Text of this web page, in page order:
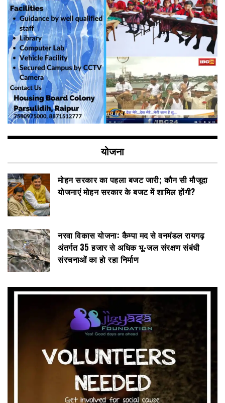
योजना
मोहन सरकार का पहला बजट जारी; कौन सी मौजूदा
योजनाएं मोहन सरकार के बजट में शामिल होंगी?
नरवा विकास योजना: कैम्पा मद से वनमंडल रायगढ़
अंतर्गत 35 हजार से अधिक भू-जल संरक्षण संबंधी
संरचनाओं का हो रहा निर्माण